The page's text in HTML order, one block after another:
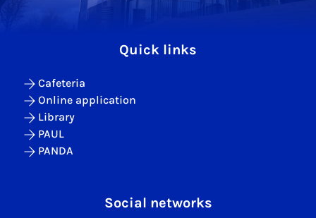
Quick links
Cafeteria
Online application
Library
PAUL
PANDA
Social networks